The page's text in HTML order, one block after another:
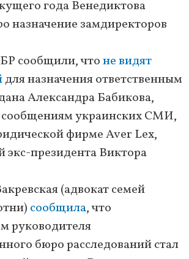
года Венедиктова
назначение замдиректоров
сообщили, чтоне видят
для назначения ответственным
Александра Бабикова,
украинских СМИ,
фирме Aver Lex,
президента Виктора
(адвокат семей
сообщила, что
руководителя
бюро расследований стал